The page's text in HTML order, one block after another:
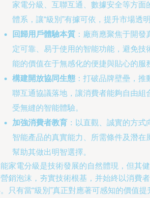
家電分級、互聯互通、數據安全等方面
體系，讓“級別”有據可依，提升市場透明
回歸用戶體驗本質 ：廠商應聚焦于開
定可靠、易于使用的智能功能，避免技
能的價值在于無感化的便捷與貼心的服
構建開放協同生態 ：打破品牌壁壘，
聯互通協議落地，讓消費者能夠自由組
受無縫的智能體驗。
加強消費者教育 ：以直觀、誠實的方
智能產品的真實能力、所需條件及潛在
幫助其做出明智選擇。
家電分級是技術發展的自然體現，但其
銷泡沫，夯實技術根基，并始終以消費
只有當“級別”真正對應著可感知的價值